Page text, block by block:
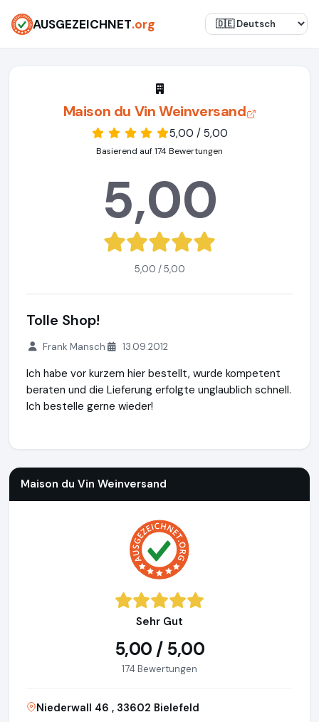
AUSGEZEICHNET.org
Maison du Vin Weinversand
5,00 / 5,00
Basierend auf 174 Bewertungen
5,00
5,00 / 5,00
Tolle Shop!
Frank Mansch 13.09.2012
Ich habe vor kurzem hier bestellt, wurde kompetent
beraten und die Lieferung erfolgte unglaublich schnell.
Ich bestelle gerne wieder!
Maison du Vin Weinversand
Sehr Gut
5,00 / 5,00
174 Bewertungen
Niederwall 46 , 33602 Bielefeld